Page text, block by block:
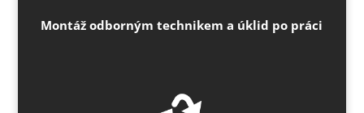
Montáž odborným technikem a úklid po práci